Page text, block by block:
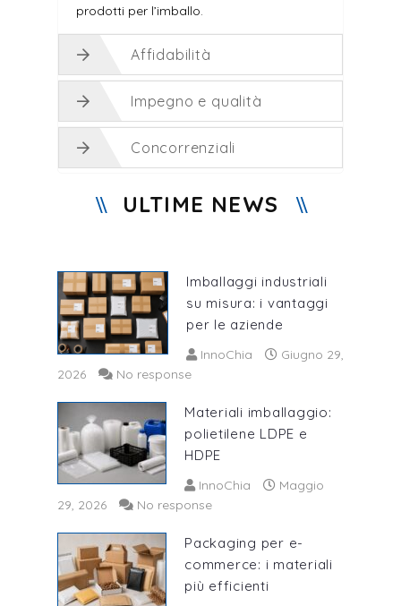
prodotti per l’imballo.
Affidabilità
Impegno e qualità
Concorrenziali
ULTIME NEWS
Imballaggi industriali
su misura: i vantaggi
per le aziende
InnoChia
Giugno 29,
2026
No response
Materiali imballaggio:
polietilene LDPE e
HDPE
InnoChia
Maggio
29, 2026
No response
Packaging per e-
commerce: i materiali
più efficienti